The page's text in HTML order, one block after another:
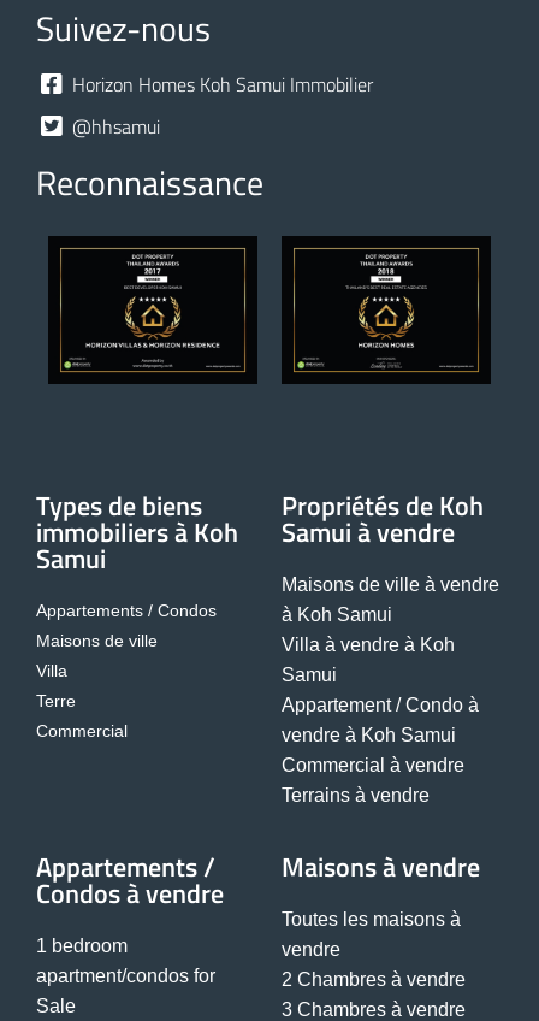
Suivez-nous
Horizon Homes Koh Samui Immobilier
@hhsamui
Reconnaissance
Types de biens
immobiliers à Koh
Samui
Appartements / Condos
Maisons de ville
Villa
Terre
Commercial
Propriétés de Koh
Samui à vendre
Maisons de ville à vendre
à Koh Samui
Villa à vendre à Koh
Samui
Appartement / Condo à
vendre à Koh Samui
Commercial à vendre
Terrains à vendre
Appartements /
Condos à vendre
1 bedroom
apartment/condos for
Sale
Maisons à vendre
Toutes les maisons à
vendre
2 Chambres à vendre
3 Chambres à vendre